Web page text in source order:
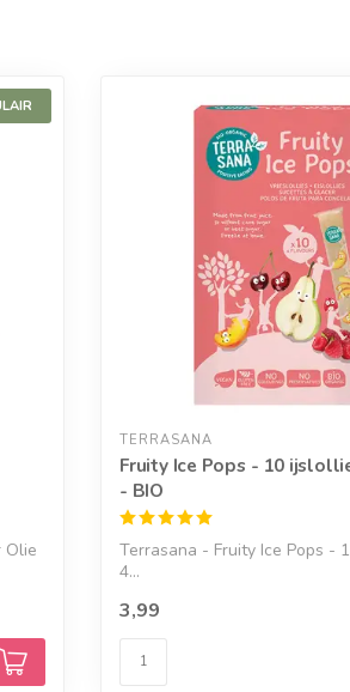
Olie
TERRASANA
Fruity Ice Pops - 10
- BIO
Terrasana - Fruity Ice Pops -
4...
3,99